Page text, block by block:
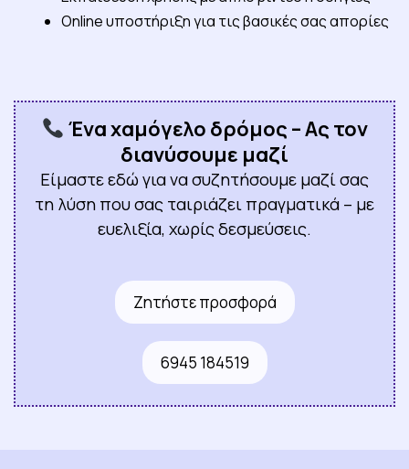
Online υποστήριξη για τις βασικές σας απορίες
Ένα χαμόγελο δρόμος – Ας τον
διανύσουμε μαζί
Είμαστε εδώ για να συζητήσουμε μαζί σας
τη λύση που σας ταιριάζει πραγματικά – με
ευελιξία, χωρίς δεσμεύσεις.
Ζητήστε προσφορά
6945 184519